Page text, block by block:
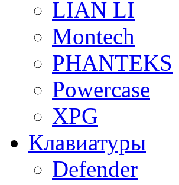
LIAN LI
Montech
PHANTEKS
Powercase
XPG
Клавиатуры
Defender